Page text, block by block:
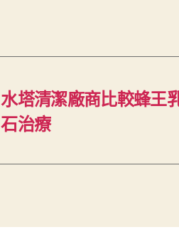
水塔清潔廠商比較蜂王
石治療